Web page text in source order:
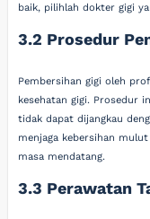
baik, pilihlah dokter gigi
3.2 Prosedur
Pembersihan gigi oleh
kesehatan gigi. Prosedur
tidak dapat dijangkau
menjaga kebersihan
masa mendatang.
3.3 Perawatan